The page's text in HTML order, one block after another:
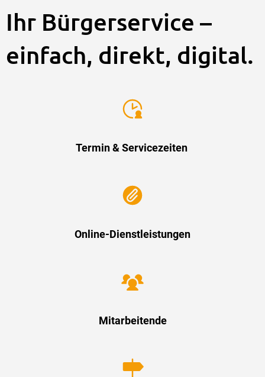
Ihr Bürgerservice –
einfach, direkt, digital.
Termin & Servicezeiten
Online-Dienstleistungen
Mitarbeitende